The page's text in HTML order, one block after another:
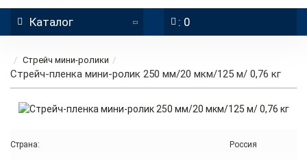
Каталог : 0
Стрейч мини-ролики
Стрейч-пленка мини-ролик 250 мм/20 мкм/125 м/ 0,76 кг
Страна: Россия